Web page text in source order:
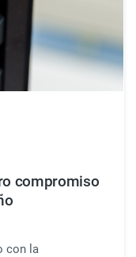
compromiso
con la